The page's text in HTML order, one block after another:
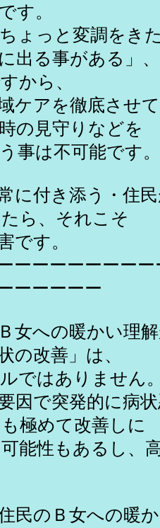
。
っと変調をき
出る事がある」、
ら、
を徹底させて
の見守りなどを
は不可能です。
き添う・住民
ら、それこそ
す。
ーーーーーーー
ーーーーー
女への暖かい理
の改善」は、
ではありません
で突発的に病状
極めて改善しに
能性もあるし、
のＢ女への暖か